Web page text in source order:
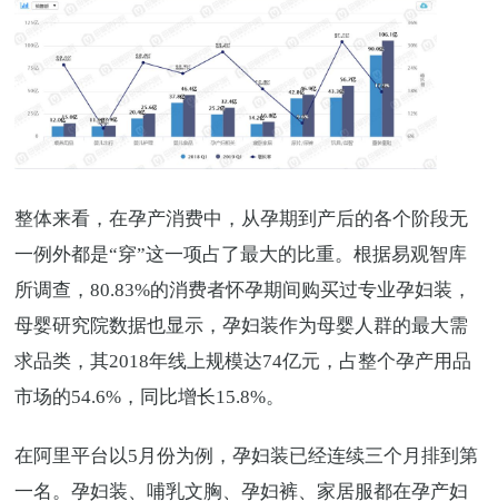
整体来看，在孕产消费中，从孕期到产后的各个阶段无
一例外都是“穿”这一项占了最大的比重。根据易观智库
所调查，80.83%的消费者怀孕期间购买过专业孕妇装，
母婴研究院数据也显示，孕妇装作为母婴人群的最大需
求品类，其2018年线上规模达74亿元，占整个孕产用品
市场的54.6%，同比增长15.8%。
在阿里平台以5月份为例，孕妇装已经连续三个月排到第
一名。孕妇装、哺乳文胸、孕妇裤、家居服都在孕产妇